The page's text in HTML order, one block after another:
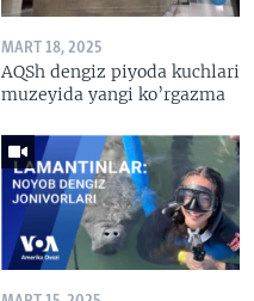
MART 18, 2025
AQSh dengiz piyoda kuchlari
muzeyida yangi ko’rgazma